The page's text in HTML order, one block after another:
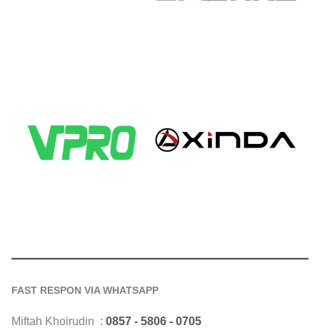
FAST RESPON VIA WHATSAPP
Miftah Khoirudin : 0857 - 5806 - 0705